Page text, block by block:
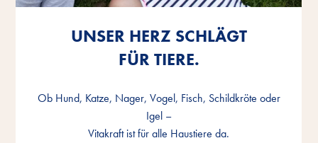
UNSER HERZ SCHLÄGT
FÜR TIERE.
Ob Hund, Katze, Nager, Vogel, Fisch, Schildkröte oder
Igel –
Vitakraft ist für alle Haustiere da.
UNSER HERZ SCHLÄGT
FÜR TIERE.
Ob Hund, Katze, Nager, Vogel, Fisch, Schildkröte oder
Igel –
Vitakraft ist für alle Haustiere da.
UNSER HERZ SCHLÄGT
FÜR TIERE.
Ob Hund, Katze, Nager, Vogel, Fisch, Schildkröte oder
Igel –
Vitakraft ist für alle Haustiere da.